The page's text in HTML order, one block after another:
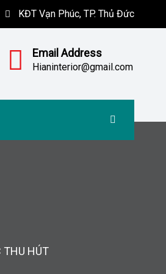
KĐT Vạn Phúc, TP. Thủ Đức
Email Address
Hianinterior@gmail.com
THU HÚT